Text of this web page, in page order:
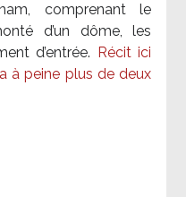
comprenant le
d’un dôme, les
d’entrée.
Récit ici
à peine plus de deux